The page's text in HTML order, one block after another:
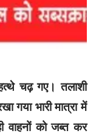
चढ़ गए। तलाशी
गया भारी मात्रा में
वाहनों को जब्त कर